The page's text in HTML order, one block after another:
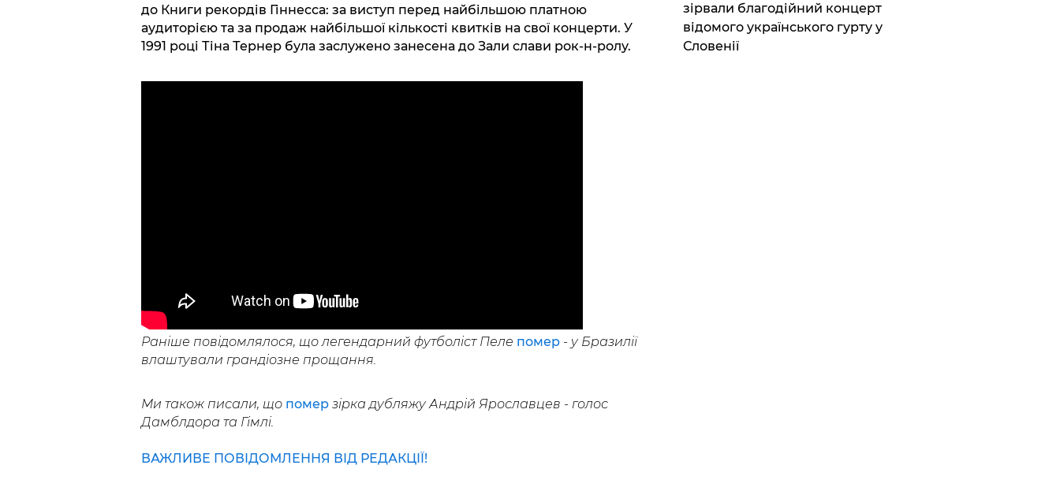
до Книги рекордів Гіннесса: за виступ перед найбільшою платною
аудиторією та за продаж найбільшої кількості квитків на свої концерти. У
1991 році Тіна Тернер була заслужено занесена до Зали слави рок-н-ролу.
Раніше повідомлялося, що легендарний футболіст Пеле помер - у Бразилії
влаштували грандіозне прощання.
Ми також писали, що помер зірка дубляжу Андрій Ярославцев - голос
Дамблдора та Гімлі.
ВАЖЛИВЕ ПОВІДОМЛЕННЯ ВІД РЕДАКЦІЇ!
зірвали благодійний концерт
відомого українського гурту у
Словенії